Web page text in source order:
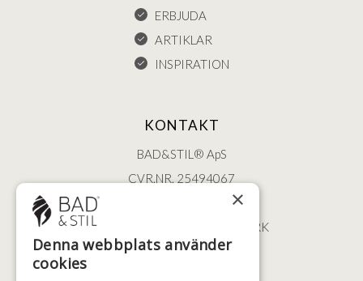
ERBJUDA
ARTIKLAR
INSPIRATION
KONTAKT
BAD&STIL® ApS
CVR.NR. 25494067
ØSTERBROGADE 202
2100 KØBENHAVN • DANMARK
+46 (0)79 008 12 60
×
Denna webbplats använder
cookies